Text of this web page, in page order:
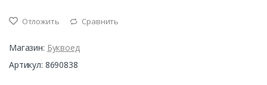
Отложить Сравнить
Магазин: Буквоед
Артикул: 8690838